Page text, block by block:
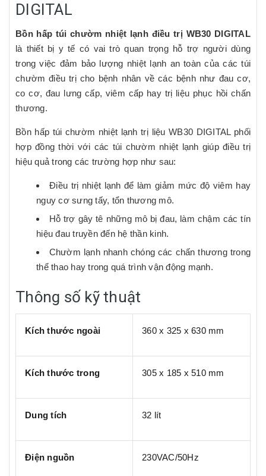
DIGITAL
Bồn hấp túi chườm nhiệt lạnh điều trị WB30 DIGITAL
là thiết bị y tế có vai trò quan trọng hỗ trợ người dùng
trong việc đảm bảo lượng nhiệt lạnh an toàn của các túi
chườm điều trị cho bệnh nhân về các bệnh như đau cơ,
co cơ, đau lưng cấp, viêm cấp hay trị liệu phục hồi chấn
thương.
Bồn hấp túi chườm nhiệt lạnh trị liệu WB30 DIGITAL phối
hợp đồng thời với các túi chườm nhiệt lạnh giúp điều trị
hiệu quả trong các trường hợp như sau:
Điều trị nhiệt lạnh để làm giảm mức độ viêm hay
nguy cơ sưng tấy, tổn thương mô.
Hỗ trợ gây tê những mô bị đau, làm chậm các tín
hiệu đau truyền đến hệ thần kinh.
Chườm lạnh nhanh chóng các chấn thương trong
thể thao hay trong quá trình vận động mạnh.
Thông số kỹ thuật
Kích thước ngoài 360 x 325 x 630 mm
Kích thước trong 305 x 185 x 510 mm
Dung tích 32 lít
Điện nguồn 230VAC/50Hz